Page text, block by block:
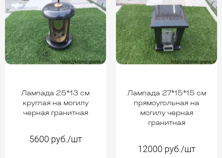
Лампада 25*13 см
круглая на могилу
черная гранитная
5600 руб./шт
Лампада 27*15*15 см
прямоугольная на
могилу черная
гранитная
12000 руб./шт